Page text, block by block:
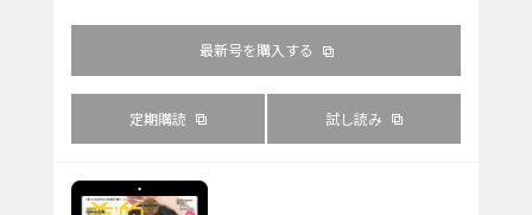
最新号を購入する
定期購読 試し読み